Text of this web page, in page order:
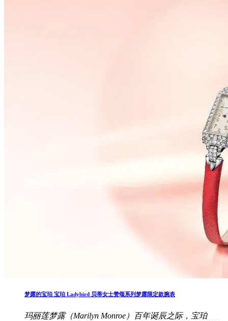
梦露的宝珀 宝珀 Ladybird 贝蒂女士赞颂系列梦露限定款腕表
玛丽莲梦露（Marilyn Monroe）百年诞辰之际，宝珀